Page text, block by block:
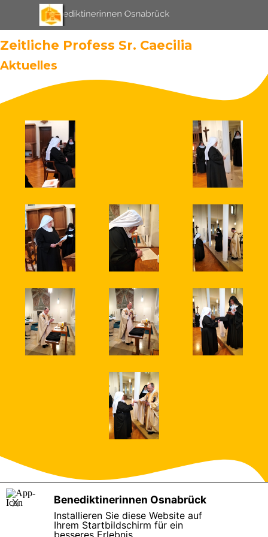
Direkt zum Seiteninhalt
Menü überspringen
Zeitliche Profess Sr. Caecilia
Aktuelles
Hasetorwall 22, 49076 Osnabrück,
Telefon: +49 541 60009770, kloster[at]osb-os.de
Benediktinerinnen Osnabrück
Installieren Sie diese Website auf
Ihrem Startbildschirm für ein
besseres Erlebnis
X